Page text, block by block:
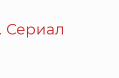
Сериал